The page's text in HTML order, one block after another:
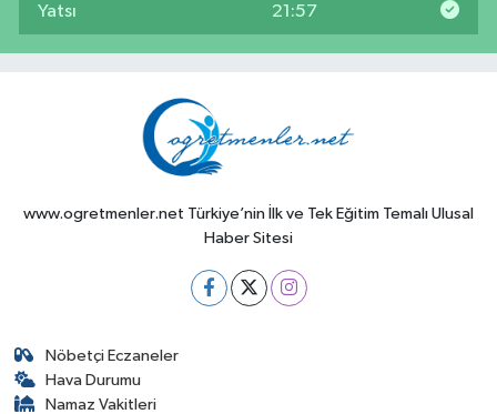
Yatsı 21:57
www.ogretmenler.net Türkiye’nin İlk ve Tek Eğitim Temalı Ulusal
Haber Sitesi
Nöbetçi Eczaneler
Hava Durumu
Namaz Vakitleri